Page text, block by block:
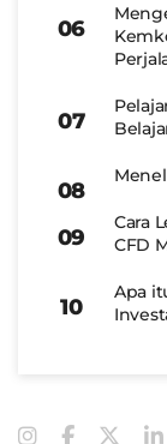
Cara
CFD
Apa